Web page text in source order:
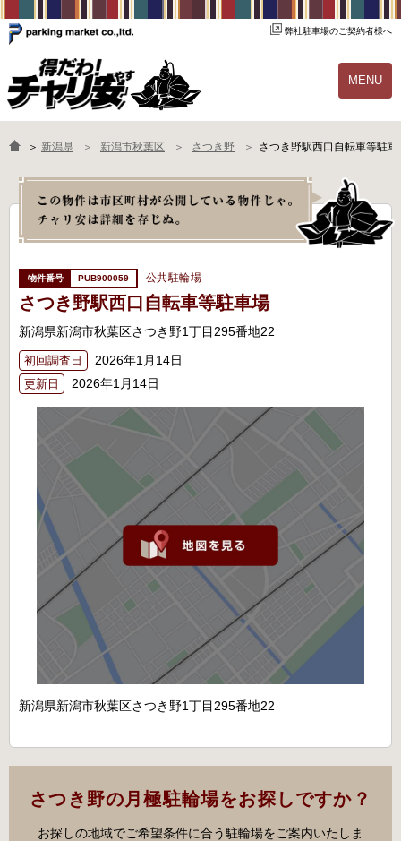
弊社駐車場のご契約者様へ
MENU
物件一覧 ご契約の流れ
よくあるご質問 駐輪場オーナー様へ
＞ 新潟県 新潟市秋葉区 さつき野 さつき野駅西口自転車等駐車
PUB900059 公共駐輪場
さつき野駅西口自転車等駐車場
新潟県新潟市秋葉区さつき野1丁目295番地22
初回調査日 2026年1月14日
更新日 2026年1月14日
新潟県新潟市秋葉区さつき野1丁目295番地22
さつき野の月極駐輪場をお探しですか？
お探しの地域でご希望条件に合う駐輪場をご案内いたしま